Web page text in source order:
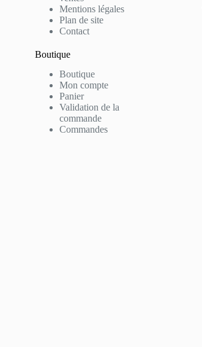
Mentions légales
Plan de site
Contact
Boutique
Boutique
Mon compte
Panier
Validation de la
commande
Commandes